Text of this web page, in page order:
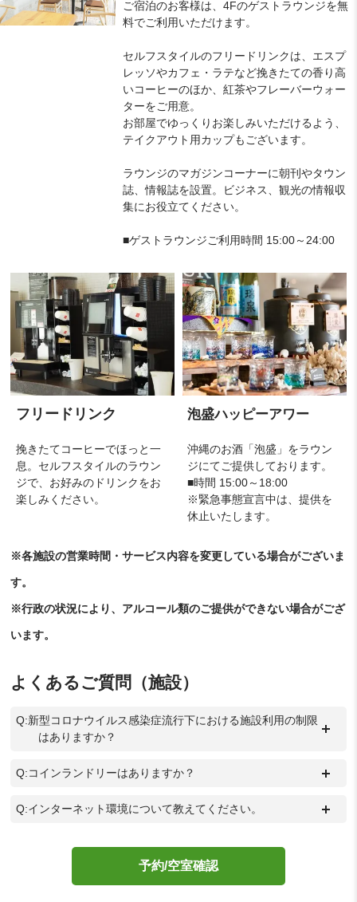
ご宿泊のお客様は、4Fのゲストラウンジを無
料でご利用いただけます。
セルフスタイルのフリードリンクは、エスプ
レッソやカフェ・ラテなど挽きたての香り高
いコーヒーのほか、紅茶やフレーバーウォー
ターをご用意。
お部屋でゆっくりお楽しみいただけるよう、
テイクアウト用カップもございます。
ラウンジのマガジンコーナーに朝刊やタウン
誌、情報誌を設置。ビジネス、観光の情報収
集にお役立てください。
■ゲストラウンジご利用時間 15:00～24:00
フリードリンク
挽きたてコーヒーでほっと一
息。セルフスタイルのラウン
ジで、お好みのドリンクをお
楽しみください。
泡盛ハッピーアワー
沖縄のお酒「泡盛」をラウン
ジにてご提供しております。
■時間 15:00～18:00
※緊急事態宣言中は、提供を
休止いたします。
※各施設の営業時間・サービス内容を変更している場合がございま
す。
※行政の状況により、アルコール類のご提供ができない場合がござ
います。
よくあるご質問（施設）
Q:新型コロナウイルス感染症流行下における施設利用の制限
はありますか？
Q:コインランドリーはありますか？
Q:インターネット環境について教えてください。
予約/空室確認